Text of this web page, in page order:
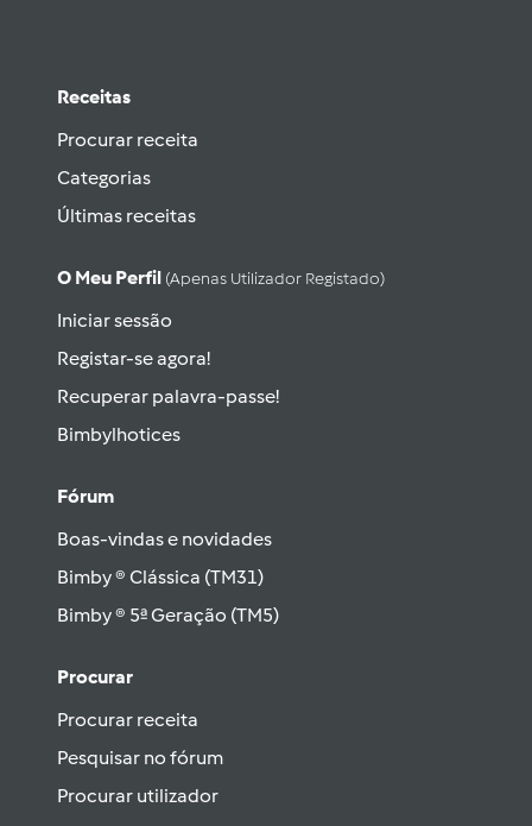
Receitas
Procurar receita
Categorias
Últimas receitas
O Meu Perfil (apenas Utilizador Registado)
Iniciar sessão
Registar-se agora!
Recuperar palavra-passe!
Bimbylhotices
Fórum
Boas-vindas e novidades
Bimby ® Clássica (TM31)
Bimby ® 5ª Geração (TM5)
Procurar
Procurar receita
Pesquisar no fórum
Procurar utilizador